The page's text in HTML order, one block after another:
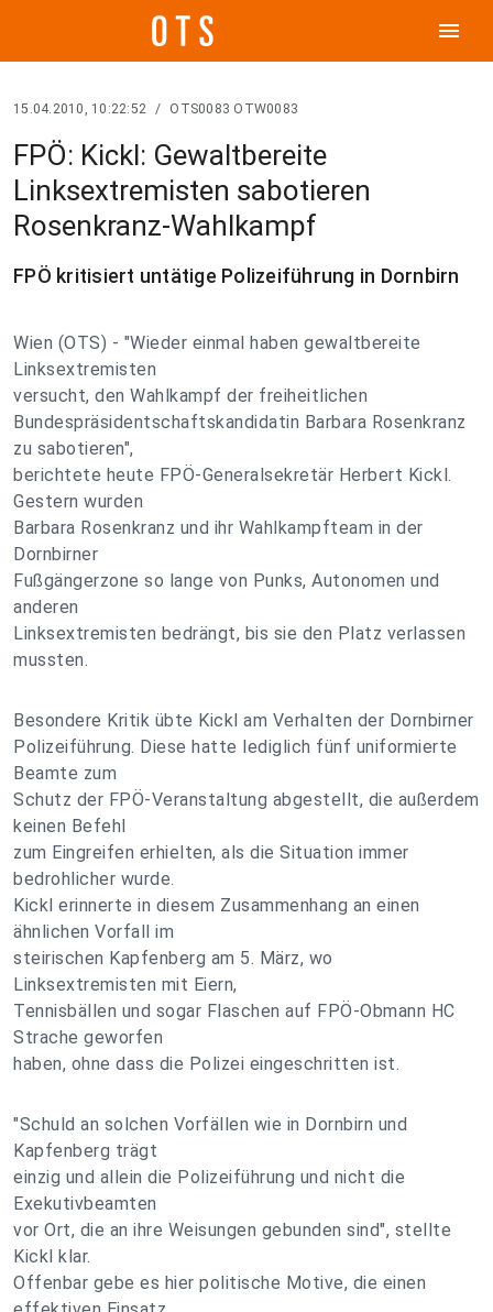
menu
15.04.2010, 10:22:52 / OTS0083 OTW0083
FPÖ: Kickl: Gewaltbereite
Linksextremisten sabotieren
Rosenkranz-Wahlkampf
FPÖ kritisiert untätige Polizeiführung in Dornbirn
Wien (OTS) - "Wieder einmal haben gewaltbereite
Linksextremisten
versucht, den Wahlkampf der freiheitlichen
Bundespräsidentschaftskandidatin Barbara Rosenkranz
zu sabotieren",
berichtete heute FPÖ-Generalsekretär Herbert Kickl.
Gestern wurden
Barbara Rosenkranz und ihr Wahlkampfteam in der
Dornbirner
Fußgängerzone so lange von Punks, Autonomen und
anderen
Linksextremisten bedrängt, bis sie den Platz verlassen
mussten.
Besondere Kritik übte Kickl am Verhalten der Dornbirner
Polizeiführung. Diese hatte lediglich fünf uniformierte
Beamte zum
Schutz der FPÖ-Veranstaltung abgestellt, die außerdem
keinen Befehl
zum Eingreifen erhielten, als die Situation immer
bedrohlicher wurde.
Kickl erinnerte in diesem Zusammenhang an einen
ähnlichen Vorfall im
steirischen Kapfenberg am 5. März, wo
Linksextremisten mit Eiern,
Tennisbällen und sogar Flaschen auf FPÖ-Obmann HC
Strache geworfen
haben, ohne dass die Polizei eingeschritten ist.
"Schuld an solchen Vorfällen wie in Dornbirn und
Kapfenberg trägt
einzig und allein die Polizeiführung und nicht die
Exekutivbeamten
vor Ort, die an ihre Weisungen gebunden sind", stellte
Kickl klar.
Offenbar gebe es hier politische Motive, die einen